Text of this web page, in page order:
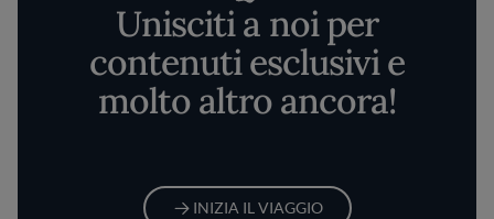
Unisciti a noi per
contenuti esclusivi e
molto altro ancora!
INIZIA IL VIAGGIO